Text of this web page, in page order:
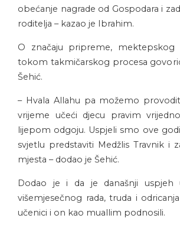
obećanje nagrade od Gospodara i
roditelja – kazao je Ibrahim.
O značaju pripreme, mektepskog
tokom takmičarskog procesa
Šehić.
– Hvala Allahu pa možemo
vrijeme učeći djecu pravim
lijepom odgoju. Uspjeli smo ove
svjetlu predstaviti Medžlis Travnik i
mjesta – dodao je Šehić.
Dodao je i da je današnji uspjeh
višemjesečnog rada, truda i
učenici i on kao muallim podnosili.